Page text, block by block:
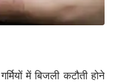
गर्मियों में बिजली कटौती होने